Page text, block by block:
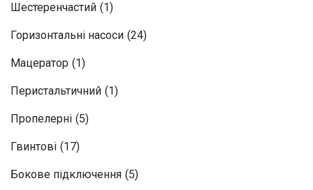
Шестеренчастий (1)
Горизонтальні насоси (24)
Мацератор (1)
Перистальтичний (1)
Пропелерні (5)
Гвинтові (17)
Бокове підключення (5)